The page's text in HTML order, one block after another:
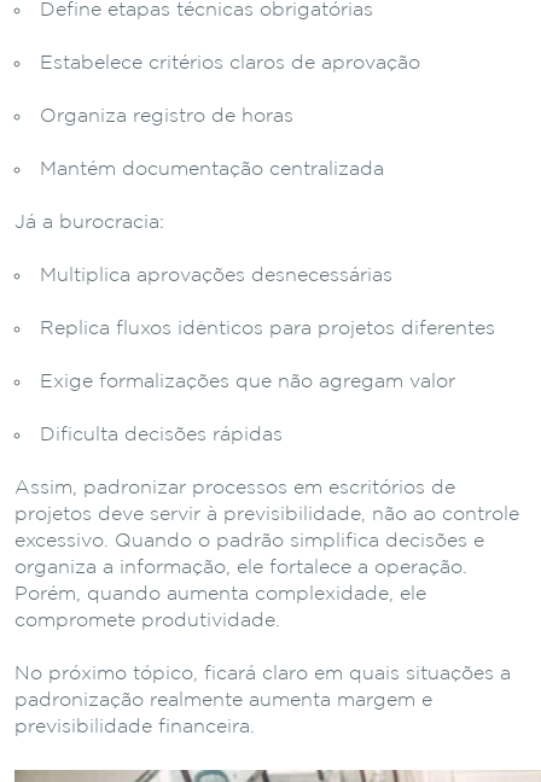
Define etapas técnicas obrigatórias
Estabelece critérios claros de aprovação
Organiza registro de horas
Mantém documentação centralizada
Já a burocracia:
Multiplica aprovações desnecessárias
Replica fluxos idênticos para projetos diferentes
Exige formalizações que não agregam valor
Dificulta decisões rápidas
Assim, padronizar processos em escritórios de
projetos deve servir à previsibilidade, não ao controle
excessivo. Quando o padrão simplifica decisões e
organiza a informação, ele fortalece a operação.
Porém, quando aumenta complexidade, ele
compromete produtividade.
No próximo tópico, ficará claro em quais situações a
padronização realmente aumenta margem e
previsibilidade financeira.